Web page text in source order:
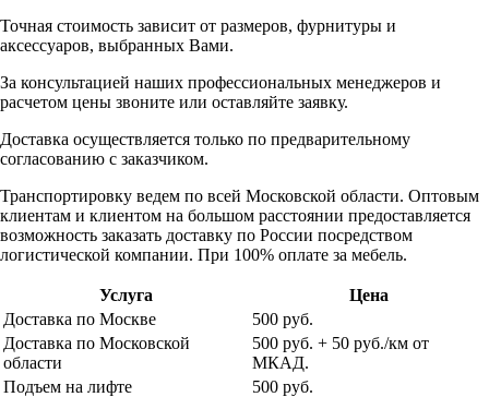
Точная стоимость зависит от размеров, фурнитуры и
аксессуаров, выбранных Вами.
За консультацией наших профессиональных менеджеров и
расчетом цены звоните или оставляйте заявку.
Доставка осуществляется только по предварительному
согласованию с заказчиком.
Транспортировку ведем по всей Московской области. Оптовым
клиентам и клиентом на большом расстоянии предоставляется
возможность заказать доставку по России посредством
логистической компании. При 100% оплате за мебель.
Услуга
Цена
Доставка по Москве
500 руб.
Доставка по Московской
области
500 руб. + 50 руб./км от
МКАД.
Подъем на лифте
500 руб.